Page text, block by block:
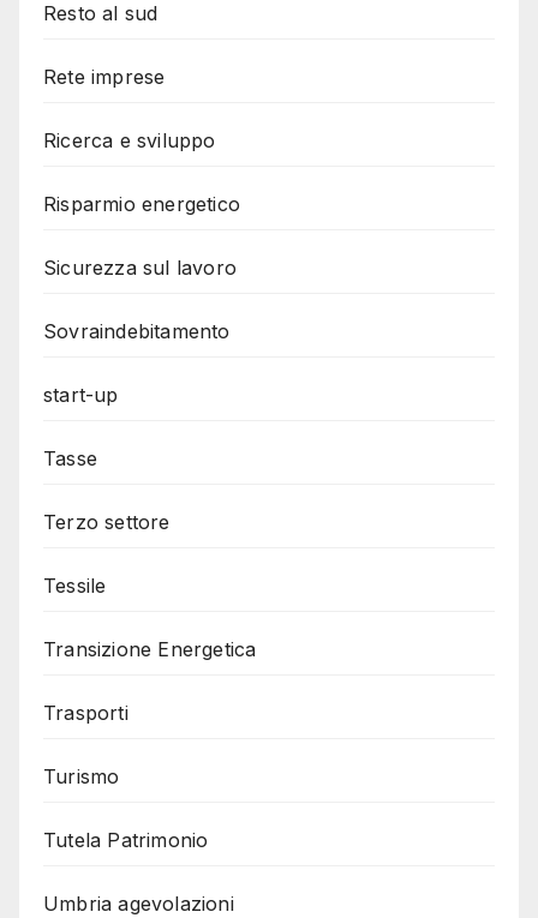
Resto al sud
Rete imprese
Ricerca e sviluppo
Risparmio energetico
Sicurezza sul lavoro
Sovraindebitamento
start-up
Tasse
Terzo settore
Tessile
Transizione Energetica
Trasporti
Turismo
Tutela Patrimonio
Umbria agevolazioni